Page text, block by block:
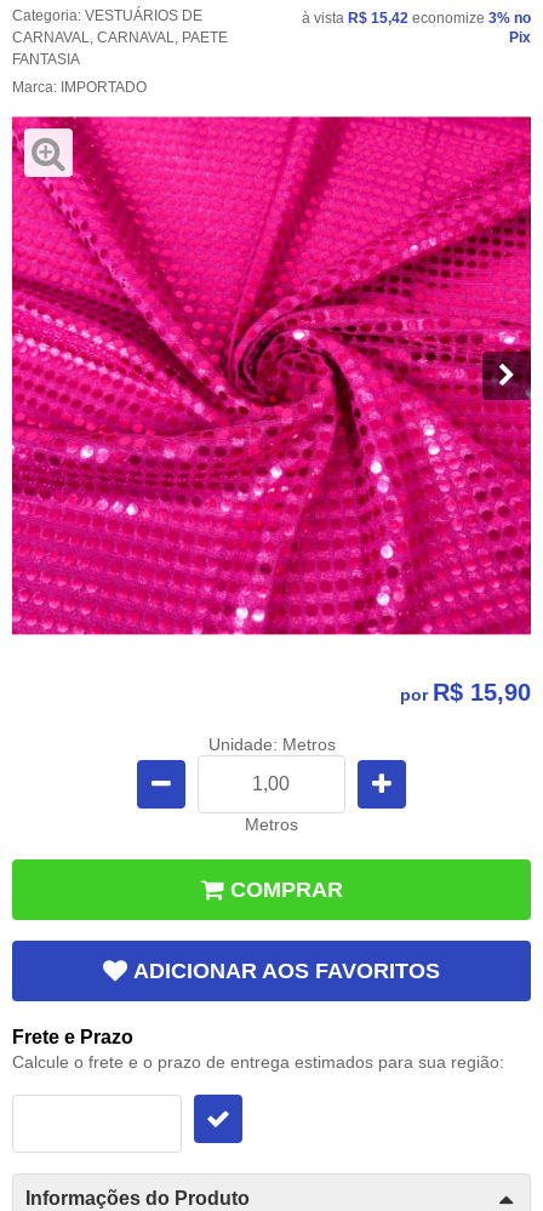
Categoria: VESTUÁRIOS DE
CARNAVAL, CARNAVAL, PAETE
FANTASIA
Marca: IMPORTADO
à vista R$ 15,42 economize 3% no
Pix
por R$ 15,90
Unidade: Metros
Metros
COMPRAR
ADICIONAR AOS FAVORITOS
Frete e Prazo
Calcule o frete e o prazo de entrega estimados para sua região:
Informações do Produto